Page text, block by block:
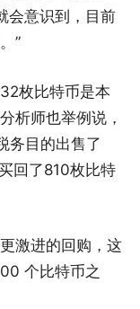
会意识到，目前
”
枚比特币是本
析师也举例说，
务目的出售了
回了810枚比特
激进的回购，这
个比特币之